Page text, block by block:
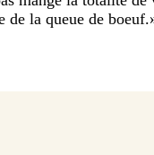
de la queue de boeuf.